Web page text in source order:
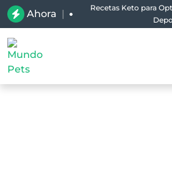
Ahora |
Recetas Keto para